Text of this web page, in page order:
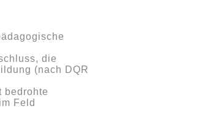
die
(nach DQR
bedrohte
Feld